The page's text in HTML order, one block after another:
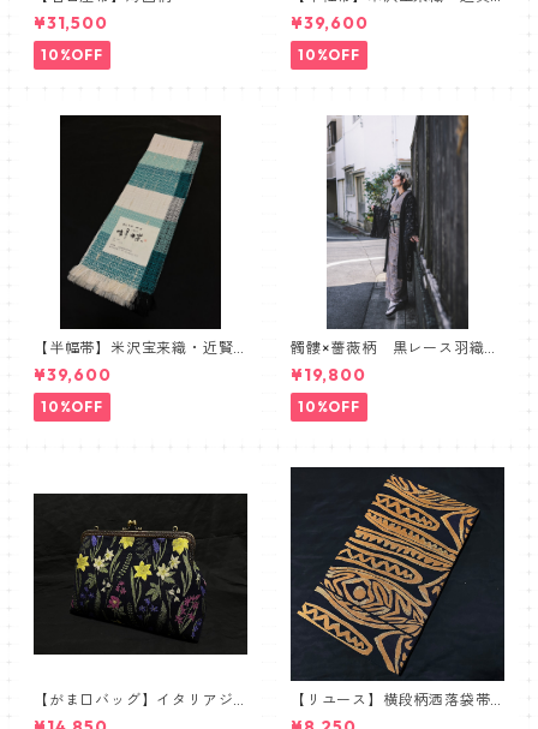
¥31,500
10%OFF
織物謹製 胡蝶 ラベンダー
¥39,600
10%OFF
【半幅帯】米沢宝来織・近賢
織物謹製【単衣仕立て】
¥39,600
10%OFF
髑髏×薔薇柄 黒レース羽織
髑髏 薔薇 スカル ローズ
¥19,800
10%OFF
【がま口バッグ】イタリアジ
ャガードボタニカル【ワイド
【リユース】横段柄洒落袋帯
【本袋織】